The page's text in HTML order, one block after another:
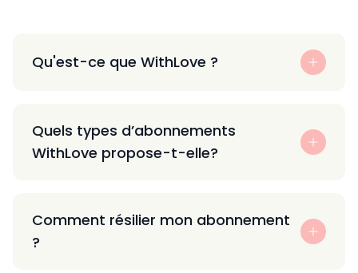
Qu'est-ce que WithLove ?
Quels types d’abonnements
WithLove propose-t-elle?
Comment résilier mon abonnement
?